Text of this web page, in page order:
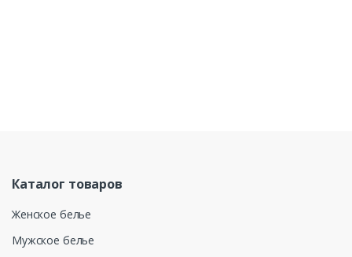
Каталог товаров
Женское белье
Мужское белье